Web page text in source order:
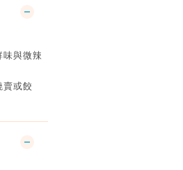
與微辣
賣或餃